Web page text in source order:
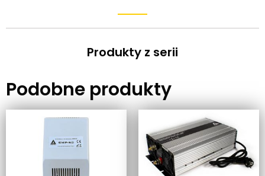
Produkty z serii
Podobne produkty